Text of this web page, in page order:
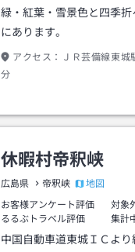
緑・紅葉・雪景色と四季
にあります。
アクセス：
ＪＲ芸備線東
分
休暇村帝釈峡
広島県 帝釈峡
地図
お客様アンケート評価
対象
るるぶトラベル評価
集計
中国自動車道東城ＩＣよ